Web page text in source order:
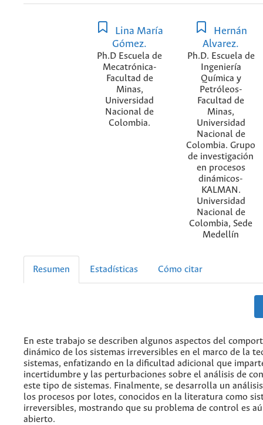
Lina María
Gómez.
Ph.D Escuela de
Mecatrónica-
Facultad de
Minas,
Universidad
Nacional de
Colombia.
Hernán
Alvarez.
Ph.D. Escuela de
Ingeniería
Química y
Petróleos-
Facultad de
Minas,
Universidad
Nacional de
Colombia. Grupo
de investigación
en procesos
dinámicos-
KALMAN.
Universidad
Nacional de
Colombia, Sede
Medellín
Resumen Estadísticas Cómo citar
En este trabajo se describen algunos aspectos del
dinámico de los sistemas irreversibles en el marco de la
sistemas, enfatizando en la dificultad adicional que
incertidumbre y las perturbaciones sobre el análisis de
este tipo de sistemas. Finalmente, se desarrolla un
los procesos por lotes, conocidos en la literatura como
irreversibles, mostrando que su problema de control es
abierto.